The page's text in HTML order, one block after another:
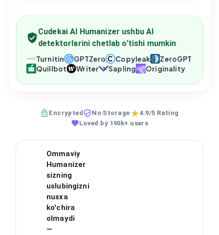
Cudekai AI Humanizer ushbu AI
detektorlarini chetlab o'tishi mumkin
Turnitin GPTZero Copyleak
ZeroGPT
Quillbot
Writer Sapling Originality
Encrypted No Storage
4.9/5 Rating
Loved by 190k+ users
Ommaviy
Humanizer
sizning
uslubingizni
nusxa
ko'chira
olmaydi
—